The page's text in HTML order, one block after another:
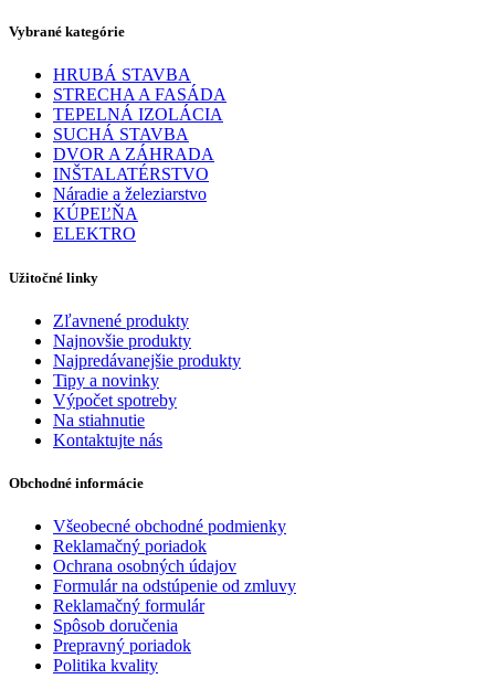
Vybrané kategórie
HRUBÁ STAVBA
STRECHA A FASÁDA
TEPELNÁ IZOLÁCIA
SUCHÁ STAVBA
DVOR A ZÁHRADA
INŠTALATÉRSTVO
Náradie a železiarstvo
KÚPEĽŇA
ELEKTRO
Užitočné linky
Zľavnené produkty
Najnovšie produkty
Najpredávanejšie produkty
Tipy a novinky
Výpočet spotreby
Na stiahnutie
Kontaktujte nás
Obchodné informácie
Všeobecné obchodné podmienky
Reklamačný poriadok
Ochrana osobných údajov
Formulár na odstúpenie od zmluvy
Reklamačný formulár
Spôsob doručenia
Prepravný poriadok
Politika kvality